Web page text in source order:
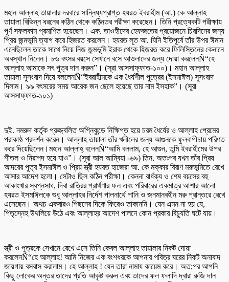
মহান আল্লাহ তায়ালার দরবারে সান্নিধ্যপ্রাপ্ত হযরত ইবরাহীম (আ.) কে আল্লাহ
তায়ালা বিভিন্ন ধরনের কঠিন থেকে কঠিনতর পরীক্ষা করেছেন। তিনি প্রত্যেকটি পরীক্ষায়
পূর্ণ সফলকাম প্রমাণিত হয়েছেন। এক. তাওহীদের হেফজতের প্রয়োজনে চিরদিনের জন্য
প্রিয় জন্মভূমি ত্যাগ করে হিজরত করলেন। হযরত লূত আ. যিনি ইতিপূর্বে তাঁর উপর ঈমান
এনেছিলেন তাকে সাথে নিয়ে নিজ জন্মভূমি ইরাক থেকে হিজরত করে ফিলিস্তিনের কেনানে
অবস্থান নিলেন। ৮৬ বৎসর বয়সে সেখানে বসে আওলাদের জন্য দোয়া করলেনÑ“হে
আল্লাহ আমাকে সৎ পুত্র দান করুন”। (সূরা আসসাফ্ফাত-১০০)। মহান আল্লাহ
তায়ালা সুসংবাদ দিয়ে বললেনÑ“ইবরাহীমকে এক ধৈর্যশীল পুত্রের (ইসমাঈল) সুসংবাদ
দিলাম। ৯৯ বৎসরের সময় আরেক জন ছেলে হয়েছে তার নাম ইসহাক”। (সূরা
আসসাফ্ফাত-১০১)
দুই. নমরুদ কর্তৃক প্রজ্জ্বলিত অগ্নিকুন্ডে নিক্ষিপ্ত হয়ে চরম ধৈর্যের ও আল্লাহ প্রেমের
পরাকাষ্ঠ প্রদর্শন করেন। আল্লাহ তায়ালা তাঁর খলীলের জন্য আগুনকে ফুলবাগীচায় পরিণত
করে দিয়েছিলেন।মহান আল্লাহ্ বলেনÑ“আমি বললাম, হে আগুন, তুমি ইবরাহীমের উপর
শীতল ও নিরাপদ হয়ে যাও”। (সূরা আল আম্বিয়া -৬৯) তিন. অতঃপর যখন তাঁর প্রিয়
আদরের পুত্র ইসমাঈল ও প্রিয় স্ত্রী হযরত হাজেরা আ. কে মক্কার বিরাণ মরুভূমিতে রেখে
আসার আদেশ হলো। সেটাও ছিল কঠিন পরীক্ষা। কেননা বার্ধক্য ও শেষ বয়সের বহু
আকাংখার স্বপ্নসাধ, দিবা রাত্রির প্রার্থণার ফল এবং পরিবারের একমাত্র আশার আলো
হযরত ইসমাঈলকে শুধু আল্লাহর নির্দেশ পালনার্থে পানি ও জনমানবহীন মরু প্রান্তরে রেখে
এসেছেন। অথচ একবারও পিছনের দিকে ফিরেও তাকাননি। যেন এমন না হয় যে,
পিতৃস্নেহ উথলিয়ে উঠে এবং আল্লাহর আদেশ পালনে কোন প্রকার বিচ্যুতি ঘটে যায়।
স্ত্রী ও পুত্রকে সেখানে রেখে এসে তিনি কেবল আল্লাহ তায়ালার নিকট দোয়া
করলেনÑ“হে আল্লাহ! আমি নিজের এক বংশধরকে আপনার পবিত্র ঘরের নিকট অনাবাদ
জায়গায় বসবাস করালাম। হে আল্লাহ ! যেন তারা নামায কায়েম করে। অত;পর আপনি
কিছু লোকের অন্তর তাদের প্রতি আকৃষ্ট করুন এবং তাদের ফল ফলাদি দ্বারা রুজি দান